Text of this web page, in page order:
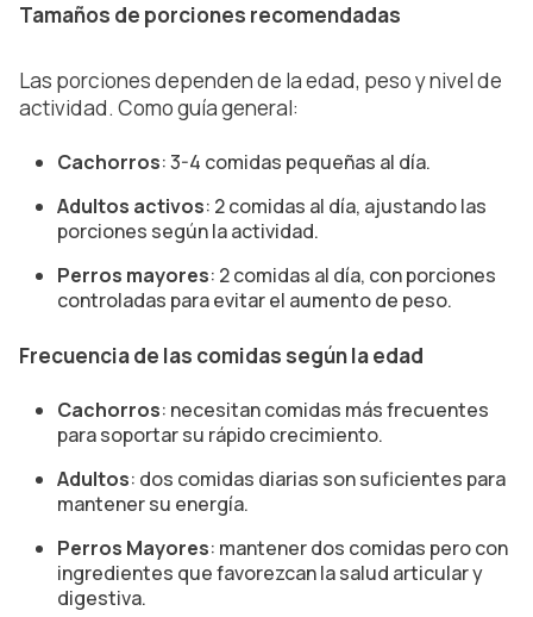
Tamaños de porciones recomendadas
Las porciones dependen de la edad, peso y nivel de
actividad. Como guía general:
Cachorros: 3-4 comidas pequeñas al día.
Adultos activos: 2 comidas al día, ajustando las
porciones según la actividad.
Perros mayores: 2 comidas al día, con porciones
controladas para evitar el aumento de peso.
Frecuencia de las comidas según la edad
Cachorros: necesitan comidas más frecuentes
para soportar su rápido crecimiento.
Adultos: dos comidas diarias son suficientes para
mantener su energía.
Perros Mayores: mantener dos comidas pero con
ingredientes que favorezcan la salud articular y
digestiva.